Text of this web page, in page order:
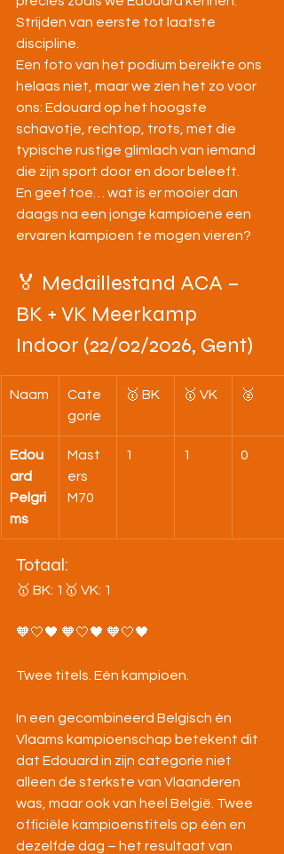
Strijden van eerste tot laatste
discipline.
Een foto van het podium bereikte ons
helaas niet, maar we zien het zo voor
ons: Edouard op het hoogste
schavotje, rechtop, trots, met die
typische rustige glimlach van iemand
die zijn sport door en door beleeft.
En geef toe… wat is er mooier dan
daags na een jonge kampioene een
ervaren kampioen te mogen vieren?
🏅 Medaillestand ACA –
BK + VK Meerkamp
Indoor (22/02/2026, Gent)
Naam
Cate
gorie
🥇 BK 🥇 VK 🥈
Edou
ard
Pelgri
ms
Mast
ers
M70
1 1 0
Totaal:
🥇 BK: 1🥇 VK: 1
🧡🤍🖤 🧡🤍🖤 🧡🤍🖤
Twee titels. Eén kampioen.
In een gecombineerd Belgisch én
Vlaams kampioenschap betekent dit
dat Edouard in zijn categorie niet
alleen de sterkste van Vlaanderen
was, maar ook van heel België. Twee
officiële kampioenstitels op één en
dezelfde dag – het resultaat van